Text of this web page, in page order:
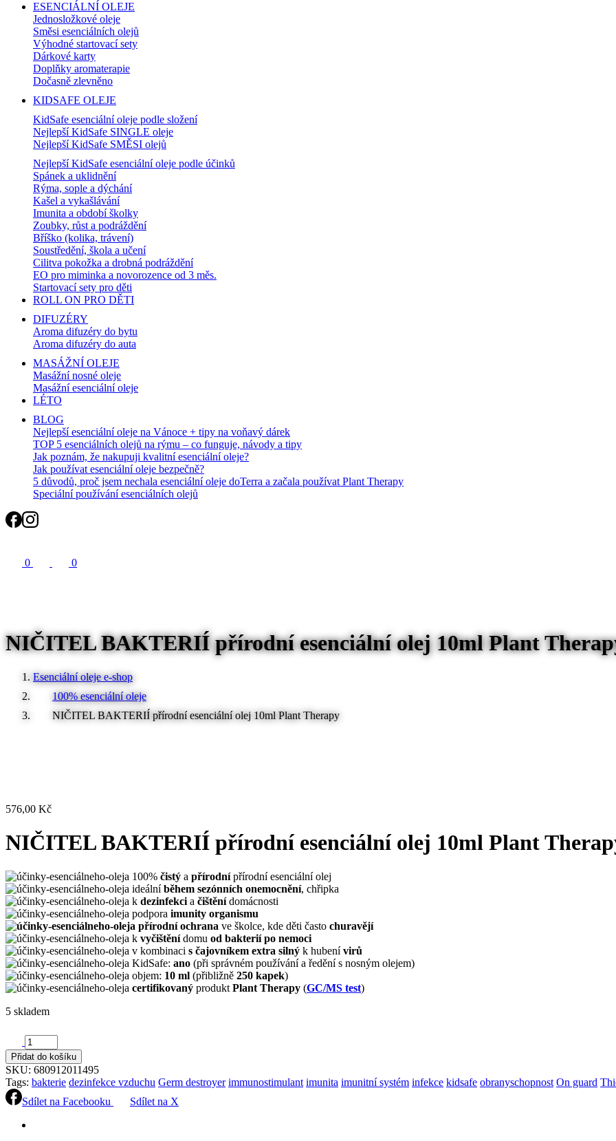
ESENCIÁLNÍ OLEJE
Jednosložkové oleje
Směsi esenciálních olejů
Výhodné startovací sety
Dárkové karty
Doplňky aromaterapie
Dočasně zlevněno
KIDSAFE OLEJE
KidSafe esenciální oleje podle složení
Nejlepší KidSafe SINGLE oleje
Nejlepší KidSafe SMĚSI olejů
Nejlepší KidSafe esenciální oleje podle účinků
Spánek a uklidnění
Rýma, sople a dýchání
Kašel a vykašlávání
Imunita a období školky
Zoubky, růst a podráždění
Bříško (kolika, trávení)
Soustředění, škola a učení
Cilitva pokožka a drobná podráždění
EO pro miminka a novorozence od 3 měs.
Startovací sety pro děti
ROLL ON PRO DĚTI
DIFUZÉRY
Aroma difuzéry do bytu
Aroma difuzéry do auta
MASÁŽNÍ OLEJE
Masážní nosné oleje
Masážní esenciální oleje
LÉTO
BLOG
Nejlepší esenciální oleje na Vánoce + tipy na voňavý dárek
TOP 5 esenciálních olejů na rýmu – co funguje, návody a tipy
Jak poznám, že nakupuji kvalitní esenciální oleje?
Jak používat esenciální oleje bezpečně?
5 důvodů, proč jsem nechala esenciální oleje doTerra a začala používat Plant Therapy
Speciální používání esenciálních olejů
0 0
NIČITEL BAKTERIÍ přírodní esenciální olej 10ml Plant
Esenciální oleje e-shop
100% esenciální oleje
NIČITEL BAKTERIÍ přírodní esenciální olej 10ml Plant Therapy
576,00 Kč
NIČITEL BAKTERIÍ přírodní esenciální olej 10ml Plant
100% čistý a přírodnípřírodní esenciální olej
ideálníběhem sezónních onemocnění, chřipka
k dezinfekci a čištěnídomácnosti
podpora imunity organismu
přírodní ochrana ve školce, kde děti často churavějí
k vyčištěnídomu od bakterií po nemoci
v kombinaci s čajovníkem extra silný k hubenívirů
KidSafe: ano (při správném používání a ředění s nosným olejem)
objem: 10 ml (přibližně 250 kapek)
certifikovaný produkt Plant Therapy (GC/MS test)
5 skladem
NIČITEL
BAKTERIÍ
přírodní
esenciální
olej
10ml
Plant
Přidat do košíku
SKU: 680912011495
Tags: bakterie dezinfekce vzduchu Germ destroyer immunostimulant imunita imunitní systém infekce kidsafe obranyschopnost On guard
Sdílet na Facebooku
Sdílet na X